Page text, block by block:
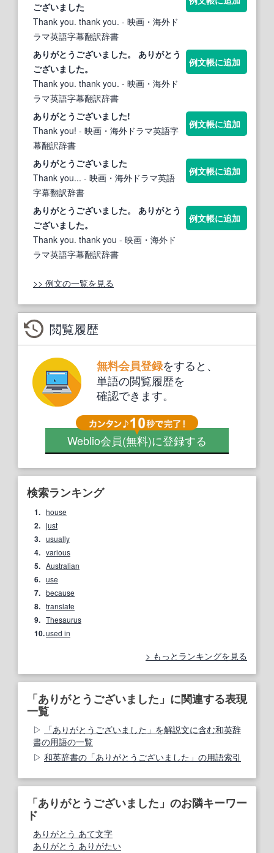
ございました
Thank you. thank you. - 映画・海外ド
ラマ英語字幕翻訳辞書
ありがとうございました。 ありがとう
ございました。
Thank you. thank you. - 映画・海外ド
ラマ英語字幕翻訳辞書
例文帳に追加
ありがとうございました!
Thank you! - 映画・海外ドラマ英語字
幕翻訳辞書
例文帳に追加
ありがとうございました
Thank you... - 映画・海外ドラマ英語
字幕翻訳辞書
例文帳に追加
ありがとうございました。 ありがとう
ございました。
Thank you. thank you - 映画・海外ド
ラマ英語字幕翻訳辞書
例文帳に追加
>> 例文の一覧を見る
閲覧履歴
無料会員登録をすると、
単語の閲覧履歴を
確認できます。
Weblio会員(無料)に登録する
検索ランキング
1. house
2. just
3. usually
4. various
5. Australian
6. use
7. because
8. translate
9. Thesaurus
10.used in
もっとランキングを見る
「ありがとうございました」に関連する表現
一覧
「ありがとうございました」を解説文に含む和英辞
書の用語の一覧
和英辞書の「ありがとうございました」の用語索引
「ありがとうございました」のお隣キーワー
ド
ありがとう あて文字
ありがとう ありがたい